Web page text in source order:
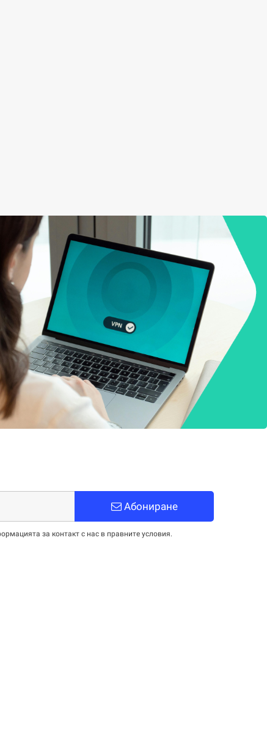
Абониране
за контакт с нас в правните условия.